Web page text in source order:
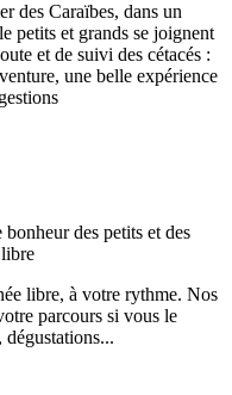
des Caraïbes, dans un
petits et grands se joignent
et de suivi des cétacés :
une belle expérience
libre, à votre rythme. Nos
parcours si vous le
dégustations...